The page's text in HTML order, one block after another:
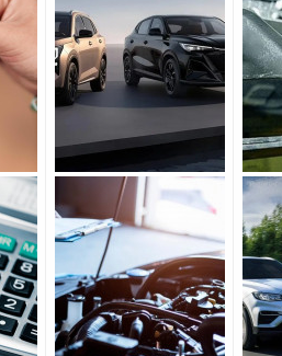
насчитывает несколько
десятилетий